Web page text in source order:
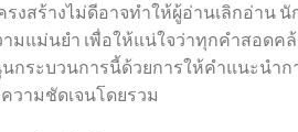
สร้างไม่ดีอาจทำให้ผู้อ่านเลิกอ่าน
มแม่นยำ เพื่อให้แน่ใจว่าทุกคำสอด
นกระบวนการนี้ด้วยการให้คำแนะนำ
วามชัดเจนโดยรวม